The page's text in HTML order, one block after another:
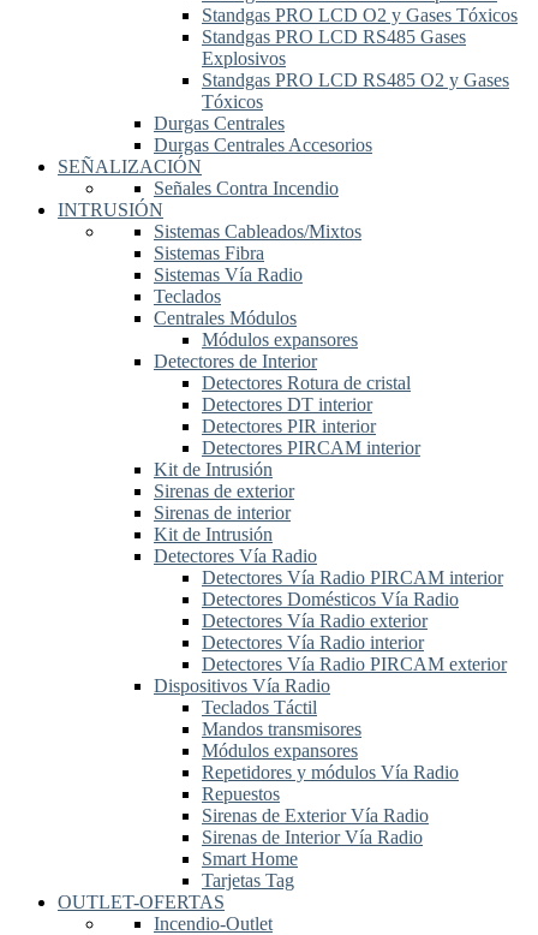
Standgas PRO LCD O2 y Gases Tóxicos
Standgas PRO LCD RS485 Gases
Explosivos
Standgas PRO LCD RS485 O2 y Gases
Tóxicos
Durgas Centrales
Durgas Centrales Accesorios
SEÑALIZACIÓN
Señales Contra Incendio
INTRUSIÓN
Sistemas Cableados/Mixtos
Sistemas Fibra
Sistemas Vía Radio
Teclados
Centrales Módulos
Módulos expansores
Detectores de Interior
Detectores Rotura de cristal
Detectores DT interior
Detectores PIR interior
Detectores PIRCAM interior
Kit de Intrusión
Sirenas de exterior
Sirenas de interior
Kit de Intrusión
Detectores Vía Radio
Detectores Vía Radio PIRCAM interior
Detectores Domésticos Vía Radio
Detectores Vía Radio exterior
Detectores Vía Radio interior
Detectores Vía Radio PIRCAM exterior
Dispositivos Vía Radio
Teclados Táctil
Mandos transmisores
Módulos expansores
Repetidores y módulos Vía Radio
Repuestos
Sirenas de Exterior Vía Radio
Sirenas de Interior Vía Radio
Smart Home
Tarjetas Tag
OUTLET-OFERTAS
Incendio-Outlet